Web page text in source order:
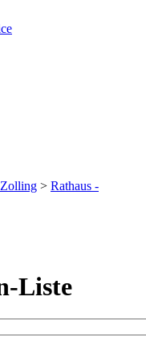
> Rathaus -
Liste